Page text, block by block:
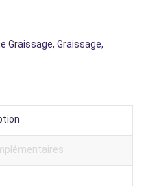
Graissage,Graissage,